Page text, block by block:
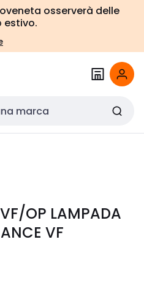
osserverà delle
estivo.
OP LAMPADA
VF